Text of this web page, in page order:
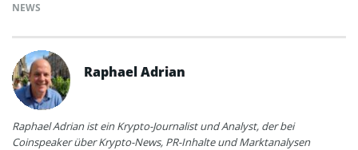
NEWS
Raphael Adrian
Raphael Adrian ist ein Krypto-Journalist und Analyst, der bei
Coinspeaker über Krypto-News, PR-Inhalte und Marktanalysen